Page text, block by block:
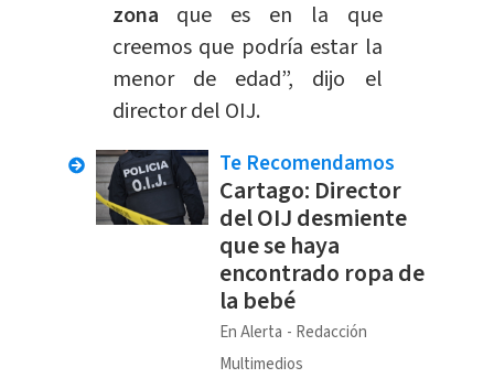
zona que es en la que
creemos que podría estar la
menor de edad”, dijo el
director del OIJ.
Te Recomendamos
Cartago: Director
del OIJ desmiente
que se haya
encontrado ropa de
la bebé
En Alerta
Redacción
Multimedios